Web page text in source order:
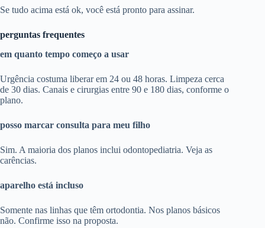
Se tudo acima está ok, você está pronto para assinar.
perguntas frequentes
em quanto tempo começo a usar
Urgência costuma liberar em 24 ou 48 horas. Limpeza cerca
de 30 dias. Canais e cirurgias entre 90 e 180 dias, conforme o
plano.
posso marcar consulta para meu filho
Sim. A maioria dos planos inclui odontopediatria. Veja as
carências.
aparelho está incluso
Somente nas linhas que têm ortodontia. Nos planos básicos
não. Confirme isso na proposta.